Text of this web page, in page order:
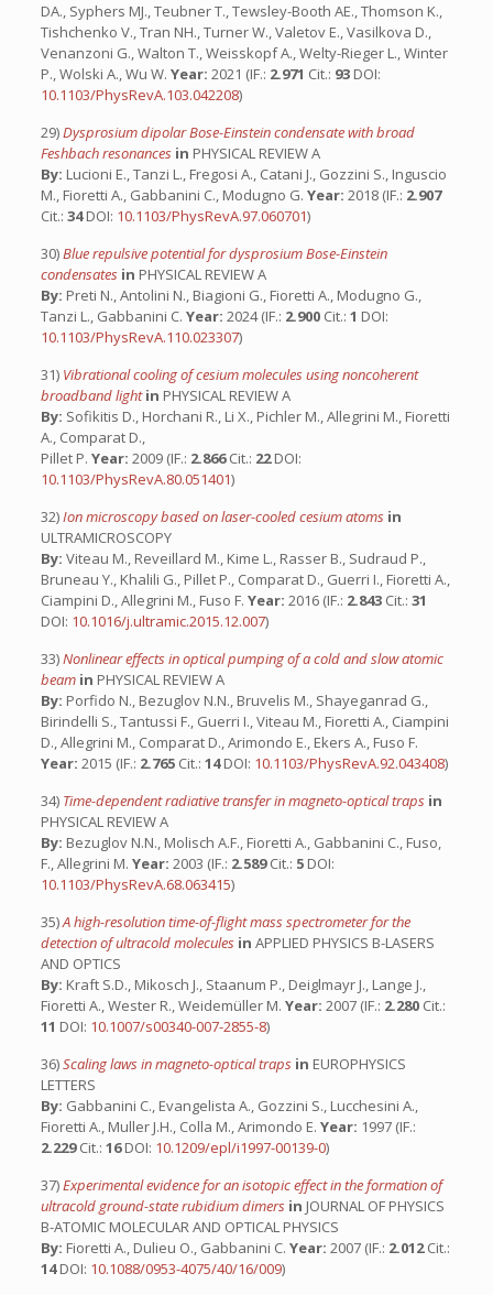
DA., Syphers MJ., Teubner T., Tewsley-Booth AE., Thomson K.,
Tishchenko V., Tran NH., Turner W., Valetov E., Vasilkova D.,
Venanzoni G., Walton T., Weisskopf A., Welty-Rieger L., Winter
P., Wolski A., Wu W. Year: 2021 (IF.: 2.971 Cit.: 93 DOI:
10.1103/PhysRevA.103.042208)
29)Dysprosium dipolar Bose-Einstein condensate with broad
Feshbach resonances in PHYSICAL REVIEW A
By: Lucioni E., Tanzi L., Fregosi A., Catani J., Gozzini S., Inguscio
M., Fioretti A., Gabbanini C., Modugno G. Year: 2018 (IF.: 2.907
Cit.: 34DOI: 10.1103/PhysRevA.97.060701)
30)Blue repulsive potential for dysprosium Bose-Einstein
condensates in PHYSICAL REVIEW A
By: Preti N., Antolini N., Biagioni G., Fioretti A., Modugno G.,
Tanzi L., Gabbanini C. Year: 2024 (IF.: 2.900 Cit.: 1 DOI:
10.1103/PhysRevA.110.023307)
31) Vibrational cooling of cesium molecules using noncoherent
broadband lightin PHYSICAL REVIEW A
By: Sofikitis D., Horchani R., Li X., Pichler M., Allegrini M., Fioretti
A., Comparat D.,
Pillet P. Year: 2009 (IF.: 2.866Cit.: 22DOI:
10.1103/PhysRevA.80.051401)
32)Ion microscopy based on laser-cooled cesium atoms in
ULTRAMICROSCOPY
By: Viteau M., Reveillard M., Kime L., Rasser B., Sudraud P.,
Bruneau Y., Khalili G., Pillet P., Comparat D., Guerri I., Fioretti A.,
Ciampini D., Allegrini M., Fuso F. Year: 2016 (IF.: 2.843 Cit.: 31
DOI: 10.1016/j.ultramic.2015.12.007)
33)Nonlinear effects in optical pumping of a cold and slow atomic
beam in PHYSICAL REVIEW A
By: Porfido N., Bezuglov N.N., Bruvelis M., Shayeganrad G.,
Birindelli S., Tantussi F., Guerri I., Viteau M., Fioretti A., Ciampini
D., Allegrini M., Comparat D., Arimondo E., Ekers A., Fuso F.
Year: 2015 (IF.: 2.765 Cit.: 14DOI: 10.1103/PhysRevA.92.043408)
34) Time-dependent radiative transfer in magneto-optical traps in
PHYSICAL REVIEW A
By: Bezuglov N.N., Molisch A.F., Fioretti A., Gabbanini C., Fuso,
F., Allegrini M. Year: 2003 (IF.: 2.589Cit.: 5 DOI:
10.1103/PhysRevA.68.063415)
35)A high-resolution time-of-flight mass spectrometer for the
detection of ultracold molecules in APPLIED PHYSICS B-LASERS
AND OPTICS
By: Kraft S.D., Mikosch J., Staanum P., Deiglmayr J., Lange J.,
Fioretti A., Wester R., Weidemüller M. Year: 2007 (IF.: 2.280 Cit.:
11 DOI: 10.1007/s00340-007-2855-8)
36)Scaling laws in magneto-optical traps in EUROPHYSICS
LETTERS
By: Gabbanini C., Evangelista A., Gozzini S., Lucchesini A.,
Fioretti A., Muller J.H., Colla M., Arimondo E. Year: 1997 (IF.:
2.229Cit.: 16DOI: 10.1209/epl/i1997-00139-0)
37)Experimental evidence for an isotopic effect in the formation of
ultracold ground-state rubidium dimers in JOURNAL OF PHYSICS
B-ATOMIC MOLECULAR AND OPTICAL PHYSICS
By: Fioretti A., Dulieu O., Gabbanini C. Year: 2007 (IF.: 2.012Cit.:
14DOI: 10.1088/0953-4075/40/16/009)